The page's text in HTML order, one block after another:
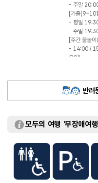
- 주말
[가을(9~10
- 평일
- 주말
[주간 물놀
- 14:00 /
운영)
매주 월요일
가능
입장료
무료
반려
모두의 여행 '무장애여